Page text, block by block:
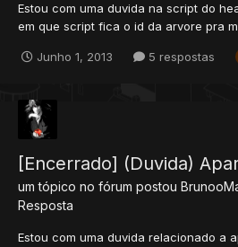
Estou com uma duvida na script do
em que script fica o id da arvore pra
Junho 1, 2013
5 respostas
[Encerrado] (Duvida)
um tópico no fórum postou
Resposta
Estou com uma duvida relacionado a